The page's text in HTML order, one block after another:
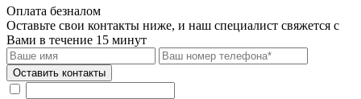
Оплата безналом
Оставьте свои контакты ниже, и наш специалист свяжется с
Вами в течение 15 минут